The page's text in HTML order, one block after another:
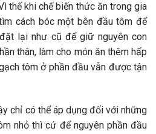
thế khi chế biến thức ăn trong gia
cách bóc một bên đầu tôm để
lại như cũ để giữ nguyên con
thân, làm cho món ăn thêm hấp
tôm ở phần đầu vẫn được tận
chỉ có thể áp dụng đối với những
nhỏ thì cứ để nguyên phần đầu